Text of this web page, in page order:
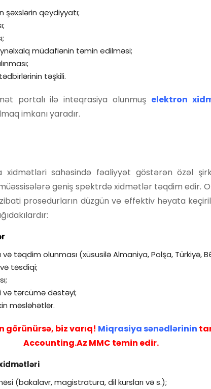
şəxslərin qeydiyyatı;
müdafiənin təmin edilməsi;
təşkili.
portalı ilə inteqrasiya olunmuş elektron
imkanı yaradır.
xidmətləri sahəsində fəaliyyət göstərən özəl
geniş spektrdə xidmətlər təqdim edir.
prosedurların düzgün və effektiv həyata
və təqdim olunması (xüsusilə Almaniya, Polşa, Türkiyə,
təsdiqi;
və tərcümə dəstəyi;
məsləhətlər.
görünürsə, biz varıq! Miqrasiya sənədlərinin
Accounting.Az MMC təmin edir.
(bakalavr, magistratura, dil kursları və s.);